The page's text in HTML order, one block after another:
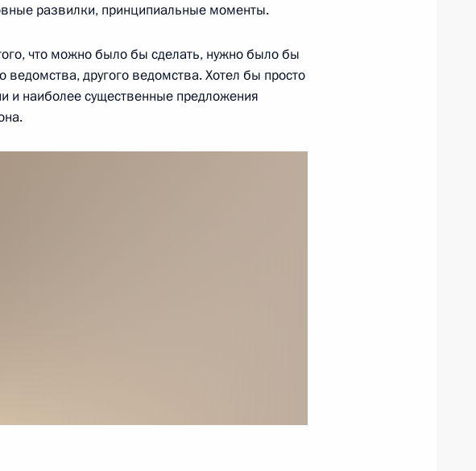
совете при
посетил Балтийск
развилки, принципиальные моменты.
что можно было бы сделать, нужно было бы
другого ведомства. Хотел бы просто
и наиболее существенные предложения